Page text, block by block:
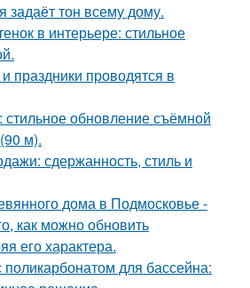
задаёт тон всему дому.
в интерьере: стильное
праздники проводятся в
стильное обновление съёмной
м).
сдержанность, стиль и
дома в Подмосковье -
как можно обновить
его характера.
для бассейна: